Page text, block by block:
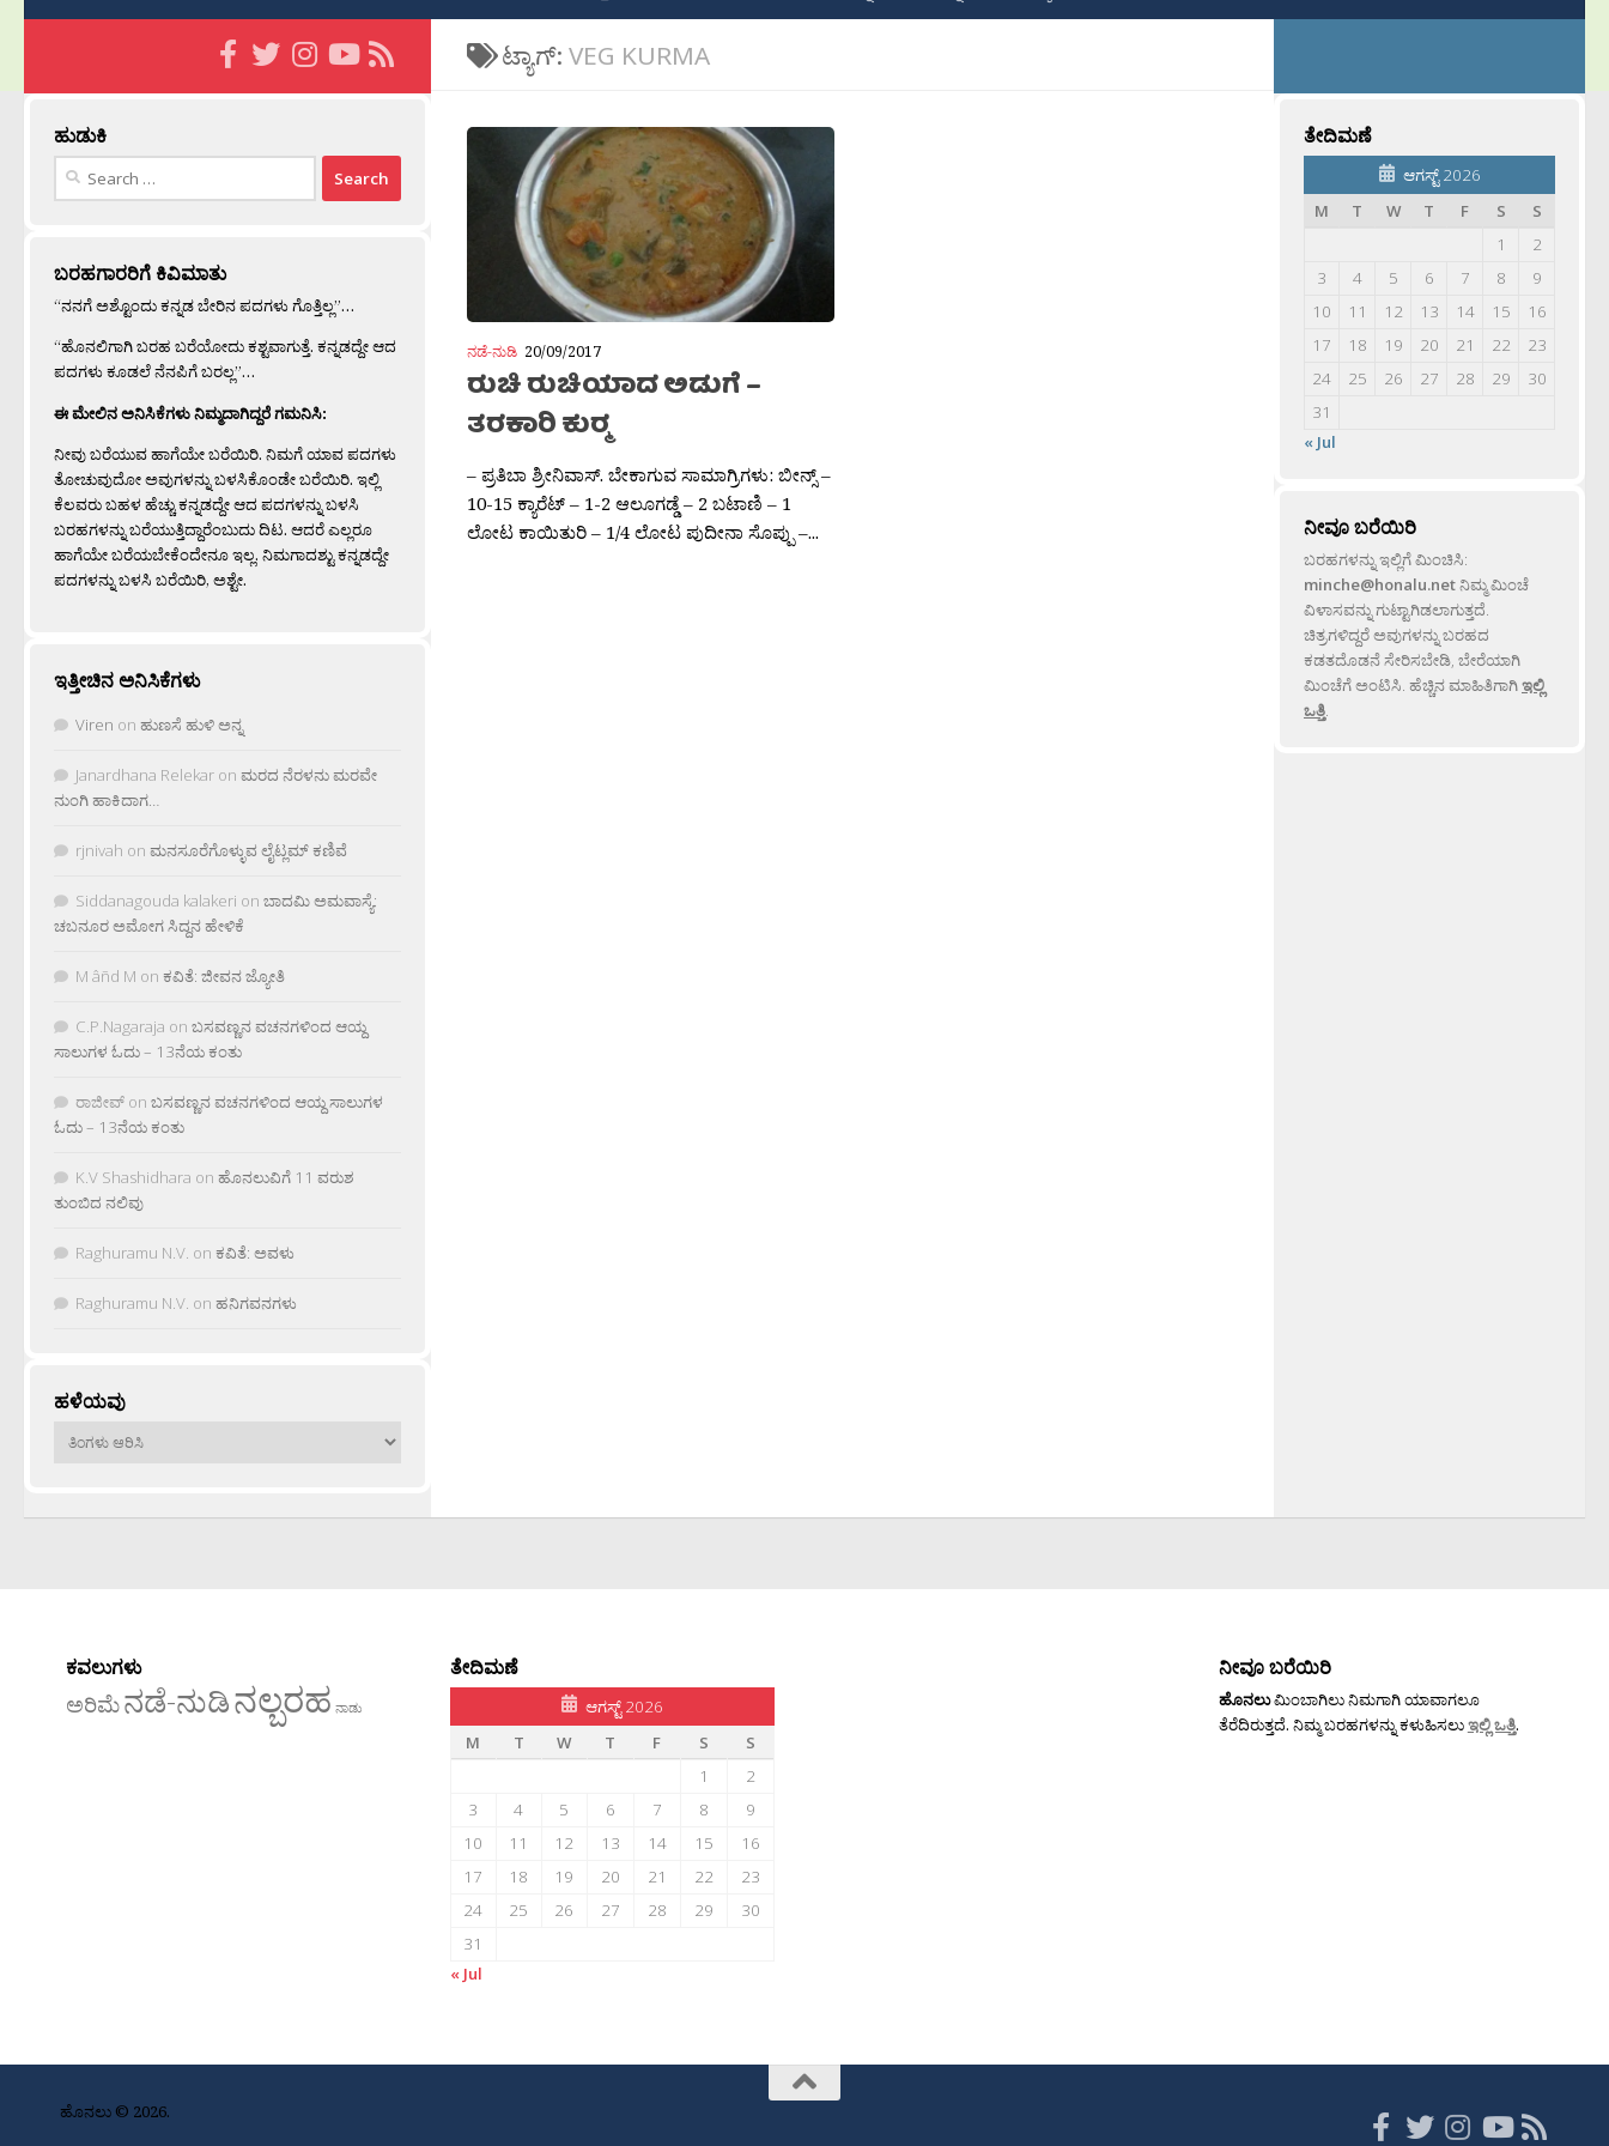
ಟ್ಯಾಗ್: VEG KURMA
ನಡೆ-ನುಡಿ 20/09/2017
ರುಚಿ ರುಚಿಯಾದ ಅಡುಗೆ –
ತರಕಾರಿ ಕುರ‍್ಮ
– ಪ್ರತಿಬಾ ಶ್ರೀನಿವಾಸ್. ಬೇಕಾಗುವ ಸಾಮಾಗ್ರಿಗಳು: ಬೀನ್ಸ್ –
10-15 ಕ್ಯಾರೆಟ್ – 1-2 ಆಲೂಗಡ್ಡೆ – 2 ಬಟಾಣಿ – 1
ಲೋಟ ಕಾಯಿತುರಿ – 1/4 ಲೋಟ ಪುದೀನಾ ಸೊಪ್ಪು –...
ಹುಡುಕಿ
Search
ಬರಹಗಾರರಿಗೆ ಕಿವಿಮಾತು
“ನನಗೆ ಅಶ್ಟೊಂದು ಕನ್ನಡ ಬೇರಿನ ಪದಗಳು ಗೊತ್ತಿಲ್ಲ”…
“ಹೊನಲಿಗಾಗಿ ಬರಹ ಬರೆಯೋದು ಕಶ್ಟವಾಗುತ್ತೆ. ಕನ್ನಡದ್ದೇ ಆದ
ಪದಗಳು ಕೂಡಲೆ ನೆನಪಿಗೆ ಬರಲ್ಲ”…
ಈ ಮೇಲಿನ ಅನಿಸಿಕೆಗಳು ನಿಮ್ಮದಾಗಿದ್ದರೆ ಗಮನಿಸಿ:
ನೀವು ಬರೆಯುವ ಹಾಗೆಯೇ ಬರೆಯಿರಿ. ನಿಮಗೆ ಯಾವ ಪದಗಳು
ತೋಚುವುದೋ ಅವುಗಳನ್ನು ಬಳಸಿಕೊಂಡೇ ಬರೆಯಿರಿ. ಇಲ್ಲಿ
ಕೆಲವರು ಬಹಳ ಹೆಚ್ಚು ಕನ್ನಡದ್ದೇ ಆದ ಪದಗಳನ್ನು ಬಳಸಿ
ಬರಹಗಳನ್ನು ಬರೆಯುತ್ತಿದ್ದಾರೆಂಬುದು ದಿಟ. ಆದರೆ ಎಲ್ಲರೂ
ಹಾಗೆಯೇ ಬರೆಯಬೇಕೆಂದೇನೂ ಇಲ್ಲ. ನಿಮಗಾದಶ್ಟು ಕನ್ನಡದ್ದೇ
ಪದಗಳನ್ನು ಬಳಸಿ ಬರೆಯಿರಿ, ಅಶ್ಟೇ.
ಇತ್ತೀಚಿನ ಅನಿಸಿಕೆಗಳು
Viren on ಹುಣಸೆ ಹುಳಿ ಅನ್ನ
Janardhana Relekar on ಮರದ ನೆರಳನು ಮರವೇ
ನುಂಗಿ ಹಾಕಿದಾಗ…
rjnivah on ಮನಸೂರೆಗೊಳ್ಳುವ ಲೈಟ್ಲಮ್ ಕಣಿವೆ
Siddanagouda kalakeri on ಬಾದಮಿ ಅಮವಾಸ್ಯೆ:
ಚಬನೂರ ಅಮೋಗ ಸಿದ್ದನ ಹೇಳಿಕೆ
M âñd M on ಕವಿತೆ: ಜೀವನ ಜ್ಯೋತಿ
C.P.Nagaraja on ಬಸವಣ್ಣನ ವಚನಗಳಿಂದ ಆಯ್ದ
ಸಾಲುಗಳ ಓದು – 13ನೆಯ ಕಂತು
ರಾಜೀವ್ on ಬಸವಣ್ಣನ ವಚನಗಳಿಂದ ಆಯ್ದ ಸಾಲುಗಳ
ಓದು – 13ನೆಯ ಕಂತು
K.V Shashidhara on ಹೊನಲುವಿಗೆ 11 ವರುಶ
ತುಂಬಿದ ನಲಿವು
Raghuramu N.V. on ಕವಿತೆ: ಅವಳು
Raghuramu N.V. on ಹನಿಗವನಗಳು
ಹಳೆಯವು
ಹಳೆಯವು
ತೇದಿಮಣೆ
ಆಗಸ್ಟ್ 2026
M
T W T F S
S
1
2
3
4 5 6 7 8
9
10
11 12 13 14 15
16
17
18 19 20 21 22
23
24
25 26 27 28 29
30
31
« Jul
ನೀವೂ ಬರೆಯಿರಿ
ಬರಹಗಳನ್ನು ಇಲ್ಲಿಗೆ ಮಿಂಚಿಸಿ:
minche@honalu.netನಿಮ್ಮ ಮಿಂಚೆ
ವಿಳಾಸವನ್ನು ಗುಟ್ಟಾಗಿಡಲಾಗುತ್ತದೆ.
ಚಿತ್ರಗಳಿದ್ದರೆ ಅವುಗಳನ್ನು ಬರಹದ
ಕಡತದೊಡನೆ ಸೇರಿಸಬೇಡಿ, ಬೇರೆಯಾಗಿ
ಮಿಂಚೆಗೆ ಅಂಟಿಸಿ. ಹೆಚ್ಚಿನ ಮಾಹಿತಿಗಾಗಿಇಲ್ಲಿ
ಒತ್ತಿ.
ಕವಲುಗಳು
ಅರಿಮೆನಡೆ-ನುಡಿನಲ್ಬರಹ ನಾಡು
ತೇದಿಮಣೆ
ಆಗಸ್ಟ್ 2026
M
T W T F S
S
1
2
3
4 5 6 7 8
9
10
11 12 13 14 15
16
17
18 19 20 21 22
23
24
25 26 27 28 29
30
31
« Jul
ನೀವೂ ಬರೆಯಿರಿ
ಹೊನಲುಮಿಂಬಾಗಿಲು ನಿಮಗಾಗಿ ಯಾವಾಗಲೂ
ತೆರೆದಿರುತ್ತದೆ. ನಿಮ್ಮ ಬರಹಗಳನ್ನು ಕಳುಹಿಸಲುಇಲ್ಲಿ ಒತ್ತಿ.
ಹೊನಲು © 2026.